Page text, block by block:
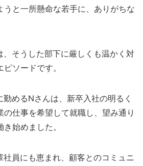
うと一所懸命な若手に、ありがちな
そうした部下に厳しくも温かく対
ソードです。
めるNさんは、新卒入社の明るく
仕事を希望して就職し、望み通り
始めました。
員にも恵まれ、顧客とのコミュニ